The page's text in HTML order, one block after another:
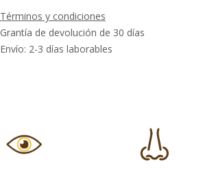
Términos y condiciones
Grantía de devolución de 30 días
Envío: 2-3 días laborables